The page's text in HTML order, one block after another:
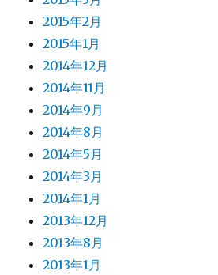
2015年2月
2015年1月
2014年12月
2014年11月
2014年9月
2014年8月
2014年5月
2014年3月
2014年1月
2013年12月
2013年8月
2013年1月